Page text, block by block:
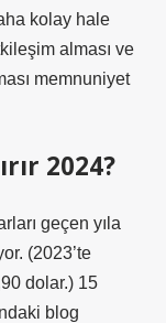
kolay hale
alması ve
memnuniyet
2024?
geçen yıla
(2023’te
dolar.) 15
blog